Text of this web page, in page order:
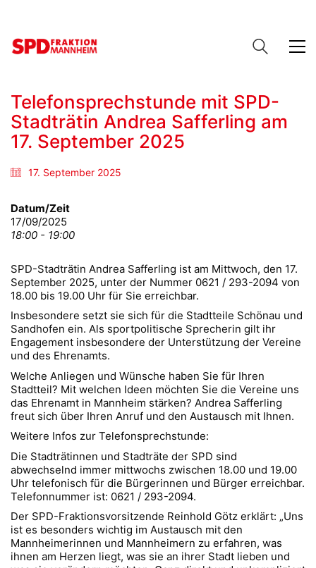
Telefonsprechstunde mit SPD-
Stadträtin Andrea Safferling am
17. September 2025
17. September 2025
Datum/Zeit
17/09/2025
18:00 - 19:00
SPD-Stadträtin Andrea Safferling ist am Mittwoch, den 17.
September 2025, unter der Nummer 0621 / 293-2094 von
18.00 bis 19.00 Uhr für Sie erreichbar.
Insbesondere setzt sie sich für die Stadtteile Schönau und
Sandhofen ein. Als sportpolitische Sprecherin gilt ihr
Engagement insbesondere der Unterstützung der Vereine
und des Ehrenamts.
Welche Anliegen und Wünsche haben Sie für Ihren
Stadtteil? Mit welchen Ideen möchten Sie die Vereine uns
das Ehrenamt in Mannheim stärken? Andrea Safferling
freut sich über Ihren Anruf und den Austausch mit Ihnen.
Weitere Infos zur Telefonsprechstunde:
Die Stadträtinnen und Stadträte der SPD sind
abwechselnd immer mittwochs zwischen 18.00 und 19.00
Uhr telefonisch für die Bürgerinnen und Bürger erreichbar.
Telefonnummer ist: 0621 / 293-2094.
Der SPD-Fraktionsvorsitzende Reinhold Götz erklärt: „Uns
ist es besonders wichtig im Austausch mit den
Mannheimerinnen und Mannheimern zu erfahren, was
ihnen am Herzen liegt, was sie an ihrer Stadt lieben und